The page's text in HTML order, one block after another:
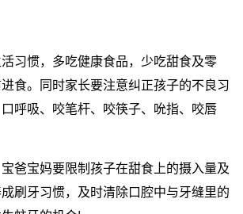
惯，多吃健康食品，少吃甜食及零
食。同时家长要注意纠正孩子的不良习
呼吸、咬笔杆、咬筷子、吮指、咬唇
宝妈要限制孩子在甜食上的摄入量及
刷牙习惯，及时清除口腔中与牙缝里的